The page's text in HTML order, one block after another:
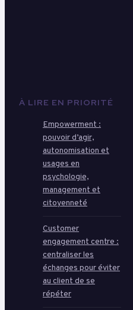
À LIRE EN PRIORITÉ
Empowerment :
pouvoir d’agir,
autonomisation et
usages en
psychologie,
management et
citoyenneté
Customer
engagement centre :
centraliser les
échanges pour éviter
au client de se
répéter